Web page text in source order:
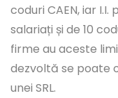
coduri CAEN, iar
salariați și de 10
firme au aceste
dezvoltă se poate
unei SRL.